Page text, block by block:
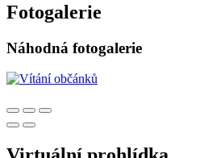
Fotogalerie
Náhodná fotogalerie